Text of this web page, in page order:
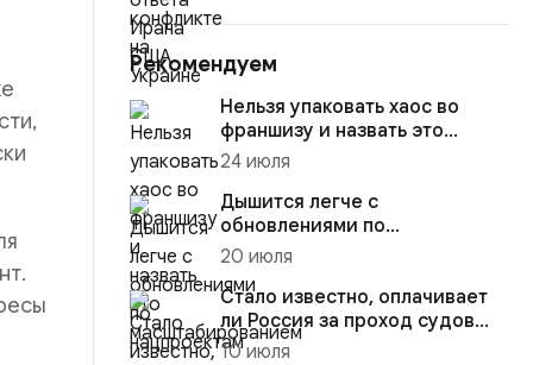
Рекомендуем
Нельзя упаковать хаос во
франшизу и назвать это
масштабированием
24 июля
Дышится легче с
обновлениями по
нацпроектам
20 июля
Стало известно, оплачивает
ли Россия за проход судов
через Ормузский пролив
10 июля